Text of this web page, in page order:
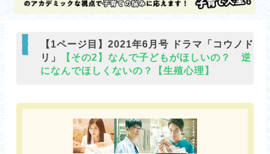
【1ページ目】2021年6月号 ドラマ「コウノド
リ」
【その2】なんで子どもがほしいの？ 逆
になんでほしくないの？【生殖心理】